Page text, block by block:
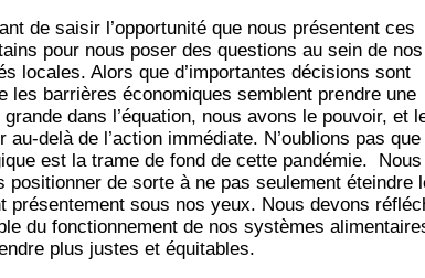
de sai­sir l’opportunité que nous pré­sentent ces
pour nous poser des ques­tions au sein de nos
locales. Alors que d’importantes déci­sions sont
les bar­rières éco­no­miques semblent prendre une
dans l’équation, nous avons le pou­voir, et
au-delà de l’action immé­diate. N’oublions pas que
est la trame de fond de cette pan­dé­mie. Nous
posi­tion­ner de sorte à ne pas seule­ment éteindre
pré­sen­te­ment sous nos yeux. Nous devons
du fonc­tion­ne­ment de nos sys­tèmes
plus justes et équitables.